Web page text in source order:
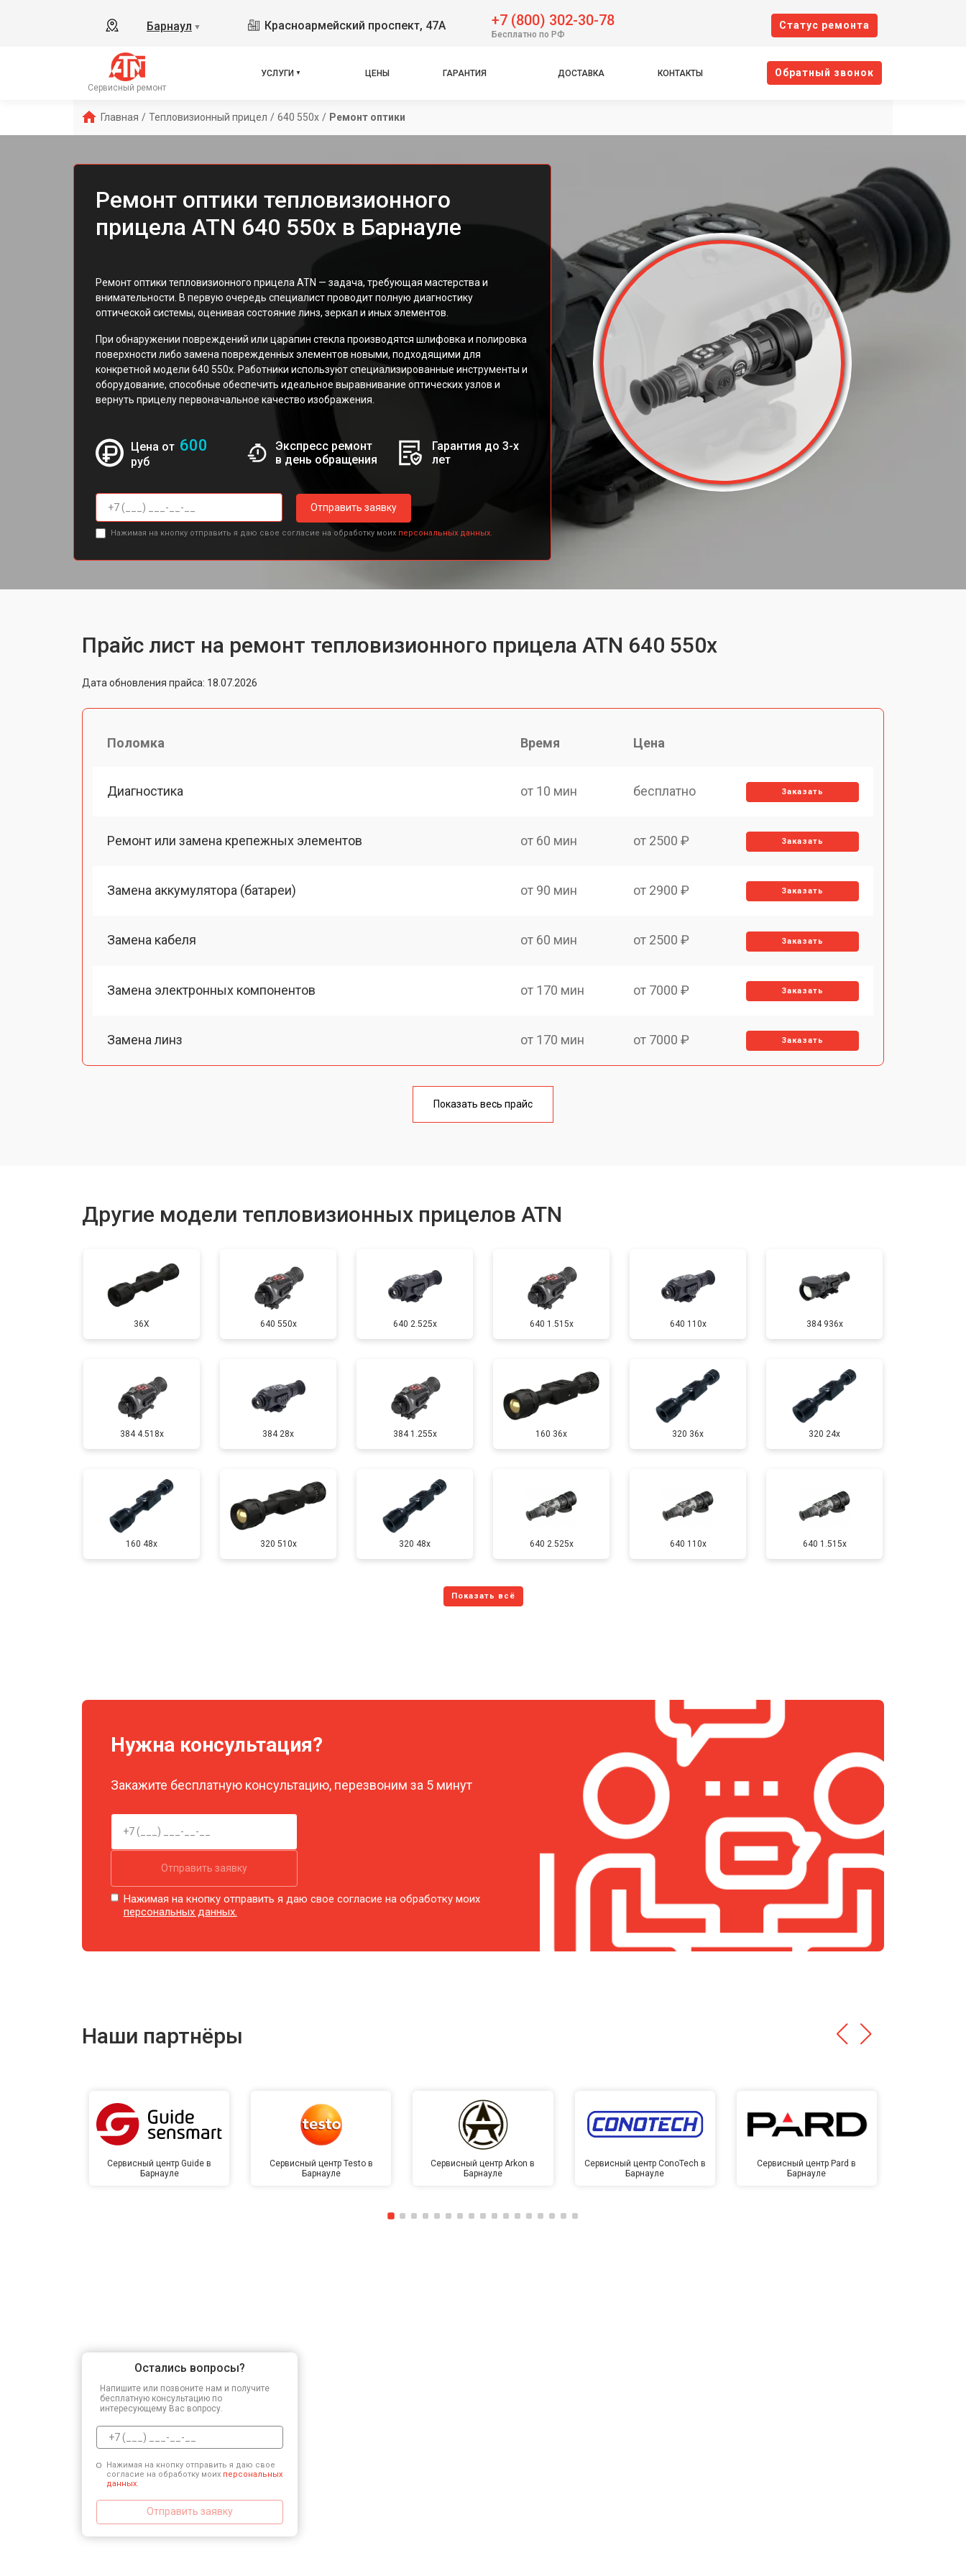
Барнаул ▼ Красноармейский проспект, 47А +7 (800) 302-30-78
Бесплатно по РФ
Cтатус ремонта
Сервисный ремонт
УСЛУГИ ЦЕНЫ ГАРАНТИЯ ДОСТАВКА КОНТАКТЫ Oбратный звонок
Главная / Тепловизионный прицел / 640 550x / Ремонт оптики
Ремонт оптики тепловизионного
прицела ATN 640 550x в Барнауле
Ремонт оптики тепловизионного прицела ATN — задача, требующая мастерства и
внимательности. В первую очередь специалист проводит полную диагностику
оптической системы, оценивая состояние линз, зеркал и иных элементов.
При обнаружении повреждений или царапин стекла производятся шлифовка и полировка
поверхности либо замена поврежденных элементов новыми, подходящими для
конкретной модели 640 550x. Работники используют специализированные инструменты и
оборудование, способные обеспечить идеальное выравнивание оптических узлов и
вернуть прицелу первоначальное качество изображения.
Цена от 600
руб
Экспресс ремонт
в день обращения
Гарантия до 3-х
лет
Отправить заявку
Нажимая на кнопку отправить я даю свое согласие на обработку моих персональных данных.
Прайс лист на ремонт тепловизионного прицела ATN 640 550x
Дата обновления прайса: 18.07.2026
Поломка Время Цена
Диагностика от 10 мин бесплатно Заказать
Ремонт или замена крепежных элементов от 60 мин от 2500 ₽ Заказать
Замена аккумулятора (батареи) от 90 мин от 2900 ₽ Заказать
Замена кабеля от 60 мин от 2500 ₽ Заказать
Замена электронных компонентов от 170 мин от 7000 ₽ Заказать
Замена линз от 170 мин от 7000 ₽ Заказать
от 70 мин
Показать весь прайс
Другие модели тепловизионных прицелов ATN
36X 640 550x 640 2.525x 640 1.515x 640 110x 384 936x
384 4.518x 384 28x 384 1.255х 160 36x 320 36x 320 24x
160 48x 320 510x 320 48x 640 2.525x 640 110x 640 1.515x
Нужна консультация?
Закажите бесплатную консультацию, перезвоним за 5 минут
Отправить заявку
Нажимая на кнопку отправить я даю свое согласие на обработку моих
персональных данных.
Наши партнёры
Сервисный центр Guide в
Барнауле
Сервисный центр Testo в
Барнауле
Сервисный центр Arkon в
Барнауле
Сервисный центр ConoTech в
Барнауле
Сервисный центр Pard в
Барнауле
Остались вопросы?
Напишите или позвоните нам и получите
бесплатную консультацию по
интересующему Вас вопросу.
Нажимая на кнопку отправить я даю свое
согласие на обработку моих персональных
данных.
Отправить заявку